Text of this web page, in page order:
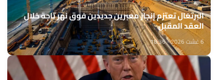
البرتغال تعتزم إنجاز معبرين جديدين فوق نهر تاجة خلال
العقد المقبل
6 غشت 2026 - 18:36